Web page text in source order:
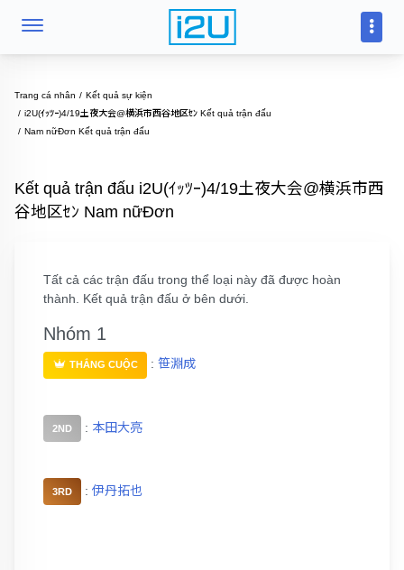
Trang cá nhân
Kết quả sự kiện
i2U(ｲｯﾂｰ)4/19土夜大会@横浜市西谷地区ｾﾝ Kết quả trận đấu
Nam nữĐơn Kết quả trận đấu
Kết quả trận đấu i2U(ｲｯﾂｰ)4/19土夜大会@横浜市西
谷地区ｾﾝ Nam nữĐơn
Tất cả các trận đấu trong thể loại này đã được hoàn
thành. Kết quả trận đấu ở bên dưới.
Nhóm 1
THẮNG CUỘC : 笹淵成
2ND : 本田大亮
3RD : 伊丹拓也